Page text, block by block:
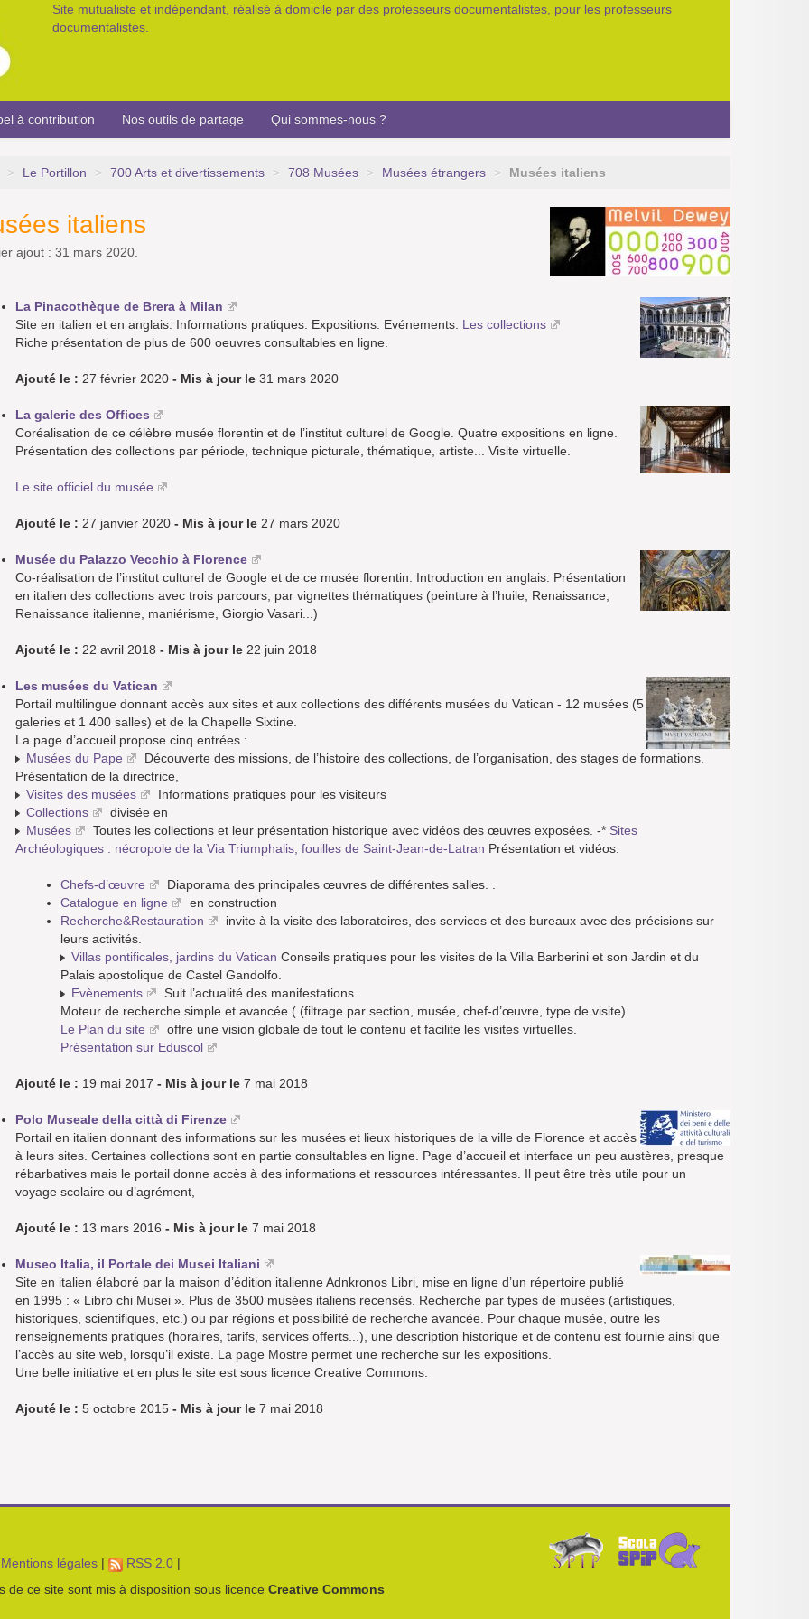
Site mutualiste et indépendant, réalisé à domicile par des professeurs documentalistes, pour les professeurs
documentalistes.
à contribution Nos outils de partage Qui sommes-nous ?
> Le Portillon > 700 Arts et divertissements > 708 Musées > Musées étrangers > Musées italiens
italiens
ajout : 31 mars 2020.
La Pinacothèque de Brera à Milan
Site en italien et en anglais. Informations pratiques. Expositions. Evénements. Les collections
Riche présentation de plus de 600 oeuvres consultables en ligne.
Ajouté le : 27 février 2020 - Mis à jour le 31 mars 2020
La galerie des Offices
Coréalisation de ce célèbre musée florentin et de l’institut culturel de Google. Quatre expositions en ligne.
Présentation des collections par période, technique picturale, thématique, artiste... Visite virtuelle.
Le site officiel du musée
Ajouté le : 27 janvier 2020 - Mis à jour le 27 mars 2020
Musée du Palazzo Vecchio à Florence
Co-réalisation de l’institut culturel de Google et de ce musée florentin. Introduction en anglais. Présentation
en italien des collections avec trois parcours, par vignettes thématiques (peinture à l’huile, Renaissance,
Renaissance italienne, maniérisme, Giorgio Vasari...)
Ajouté le : 22 avril 2018 - Mis à jour le 22 juin 2018
Les musées du Vatican
Portail multilingue donnant accès aux sites et aux collections des différents musées du Vatican - 12 musées (5
galeries et 1 400 salles) et de la Chapelle Sixtine.
La page d’accueil propose cinq entrées :
Musées du Pape
Découverte des missions, de l’histoire des collections, de l’organisation, des stages de formations.
Présentation de la directrice,
Visites des musées
Informations pratiques pour les visiteurs
Collections
divisée en
Musées
Toutes les collections et leur présentation historique avec vidéos des œuvres exposées. -* Sites
Archéologiques : nécropole de la Via Triumphalis, fouilles de Saint-Jean-de-Latran Présentation et vidéos.
Chefs-d’œuvre
Diaporama des principales œuvres de différentes salles. .
Catalogue en ligne
en construction
Recherche&Restauration
invite à la visite des laboratoires, des services et des bureaux avec des précisions sur
leurs activités.
Villas pontificales, jardins du Vatican Conseils pratiques pour les visites de la Villa Barberini et son Jardin et du
Palais apostolique de Castel Gandolfo.
Evènements
Suit l’actualité des manifestations.
Moteur de recherche simple et avancée (.(filtrage par section, musée, chef-d’œuvre, type de visite)
Le Plan du site
offre une vision globale de tout le contenu et facilite les visites virtuelles.
Présentation sur Eduscol
Ajouté le : 19 mai 2017 - Mis à jour le 7 mai 2018
Polo Museale della città di Firenze
Portail en italien donnant des informations sur les musées et lieux historiques de la ville de Florence et accès
à leurs sites. Certaines collections sont en partie consultables en ligne. Page d’accueil et interface un peu austères, presque
rébarbatives mais le portail donne accès à des informations et ressources intéressantes. Il peut être très utile pour un
voyage scolaire ou d’agrément,
Ajouté le : 13 mars 2016 - Mis à jour le 7 mai 2018
Museo Italia, il Portale dei Musei Italiani
Site en italien élaboré par la maison d’édition italienne Adnkronos Libri, mise en ligne d’un répertoire publié
en 1995 : « Libro chi Musei ». Plus de 3500 musées italiens recensés. Recherche par types de musées (artistiques,
historiques, scientifiques, etc.) ou par régions et possibilité de recherche avancée. Pour chaque musée, outre les
renseignements pratiques (horaires, tarifs, services offerts...), une description historique et de contenu est fournie ainsi que
l’accès au site web, lorsqu’il existe. La page Mostre permet une recherche sur les expositions.
Une belle initiative et en plus le site est sous licence Creative Commons.
Ajouté le : 5 octobre 2015 - Mis à jour le 7 mai 2018
Mentions légales| RSS 2.0 |
de ce site sont mis à disposition sous licence Creative Commons